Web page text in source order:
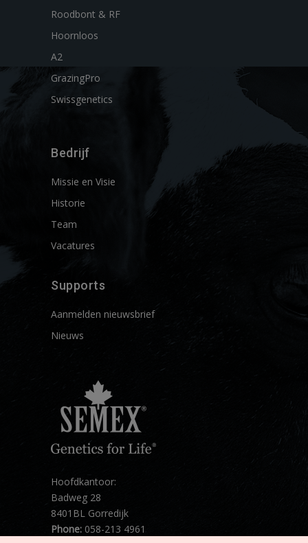
Roodbont & RF
Hoornloos
A2
GrazingPro
Swissgenetics
Bedrijf
Missie en Visie
Historie
Team
Vacatures
Supports
Aanmelden nieuwsbrief
Nieuws
Hoofdkantoor:
Badweg 28
8401BL Gorredijk
Phone: 058-213 4961